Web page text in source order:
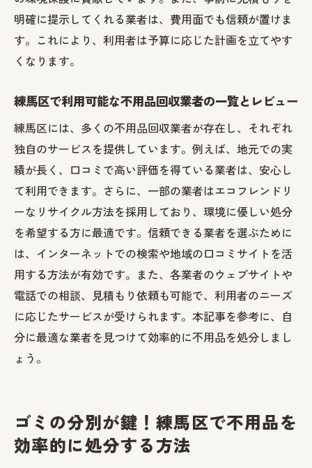
明確に提示してくれる業者は、費用面でも信頼が置けま
す。これにより、利用者は予算に応じた計画を立てやす
くなります。
練馬区で利用可能な不用品回収業者の一覧とレビュー
練馬区には、多くの不用品回収業者が存在し、それぞれ
独自のサービスを提供しています。例えば、地元での実
績が長く、口コミで高い評価を得ている業者は、安心し
て利用できます。さらに、一部の業者はエコフレンドリ
ーなリサイクル方法を採用しており、環境に優しい処分
を希望する方に最適です。信頼できる業者を選ぶために
は、インターネットでの検索や地域の口コミサイトを活
用する方法が有効です。また、各業者のウェブサイトや
電話での相談、見積もり依頼も可能で、利用者のニーズ
に応じたサービスが受けられます。本記事を参考に、自
分に最適な業者を見つけて効率的に不用品を処分しまし
ょう。
ゴミの分別が鍵！練馬区で不用品を
効率的に処分する方法